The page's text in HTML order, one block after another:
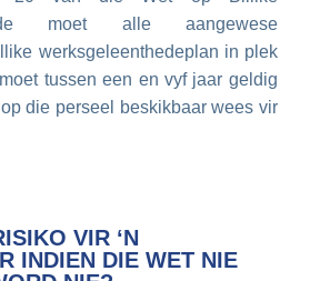
moet alle aangewese
werksgeleenthedeplan in plek
tussen een en vyf jaar geldig
die perseel beskikbaar wees vir
VIR ‘N
INDIEN DIE WET NIE